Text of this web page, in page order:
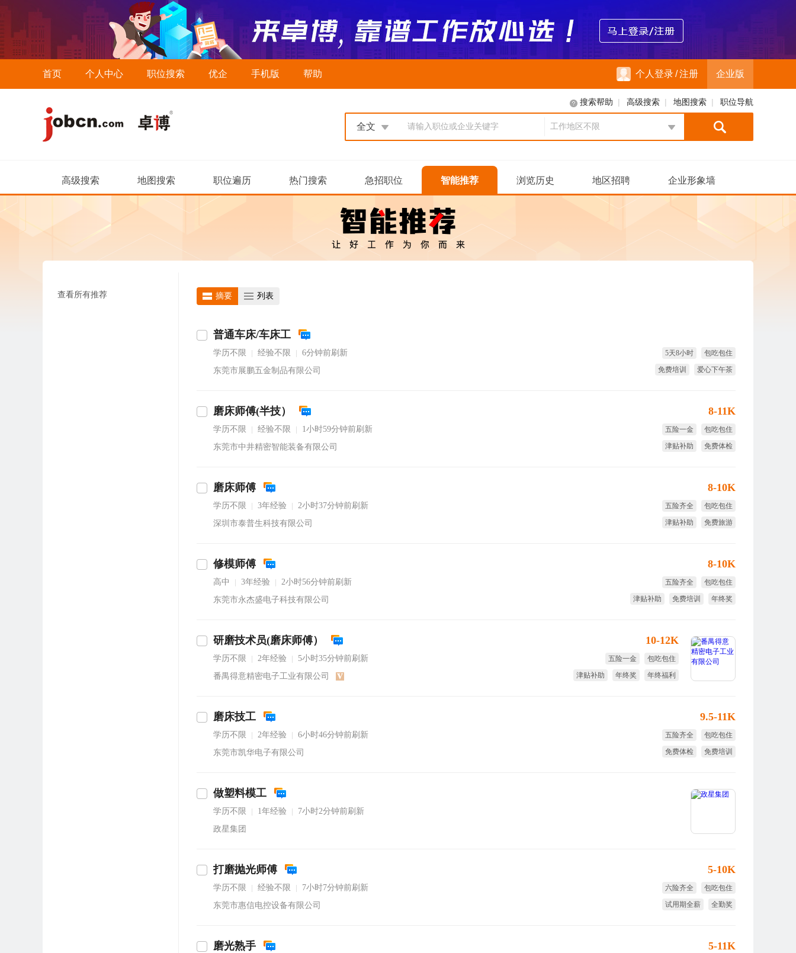
首页 个人中心 职位搜索 优企 手机版 帮助 个人登录/注册 企业版
搜索帮助 | 高级搜索 | 地图搜索 | 职位导航
请输入职位或企业关键字
全文 工作地区不限
高级搜索 地图搜索 职位遍历 热门搜索 急招职位 智能推荐 浏览历史 地区招聘 企业形象墙
查看所有推荐 摘要 列表
普通车床/车床工
学历不限 经验不限
6分钟前刷新
东莞市展鹏五金制品有限公司
5天8小时
包吃包住
免费培训
爱心下午茶
磨床师傅(半技）
学历不限 经验不限
1小时59分钟前刷新
东莞市中井精密智能装备有限公司
8-11K
五险一金
包吃包住
津贴补助
免费体检
磨床师傅
学历不限 3年经验
2小时37分钟前刷新
深圳市泰普生科技有限公司
8-10K
五险齐全
包吃包住
津贴补助
免费旅游
修模师傅
高中 3年经验
2小时56分钟前刷新
东莞市永杰盛电子科技有限公司
8-10K
五险齐全
包吃包住
津贴补助
免费培训
年终奖
研磨技术员(磨床师傅）
学历不限 2年经验
5小时35分钟前刷新
番禺得意精密电子工业有限公司
10-12K
五险一金
包吃包住
津贴补助
年终奖
年终福利
磨床技工
学历不限 2年经验
6小时46分钟前刷新
东莞市凯华电子有限公司
9.5-11K
五险齐全
包吃包住
免费体检
免费培训
做塑料模工
学历不限 1年经验
7小时2分钟前刷新
政星集团
打磨抛光师傅
学历不限 经验不限
7小时7分钟前刷新
东莞市惠信电控设备有限公司
5-10K
六险齐全
包吃包住
试用期全薪
全勤奖
磨光熟手 5-11K